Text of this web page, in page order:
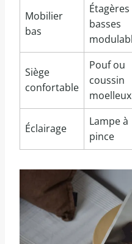
Mobilier
bas
Étagères
basses
Siège
confortable
Pouf ou
coussin
moelleux
Éclairage
Lampe à
pince